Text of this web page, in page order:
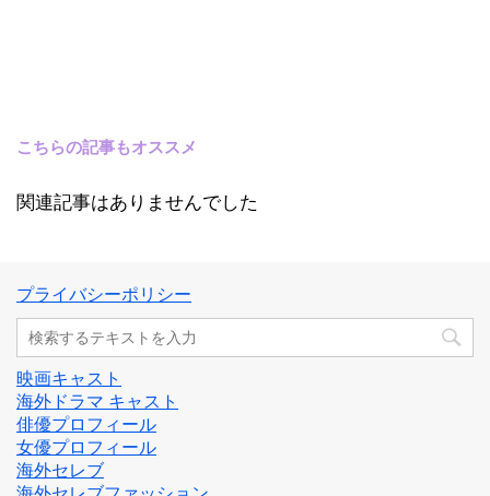
こちらの記事もオススメ
関連記事はありませんでした
プライバシーポリシー
映画キャスト
海外ドラマ キャスト
俳優プロフィール
女優プロフィール
海外セレブ